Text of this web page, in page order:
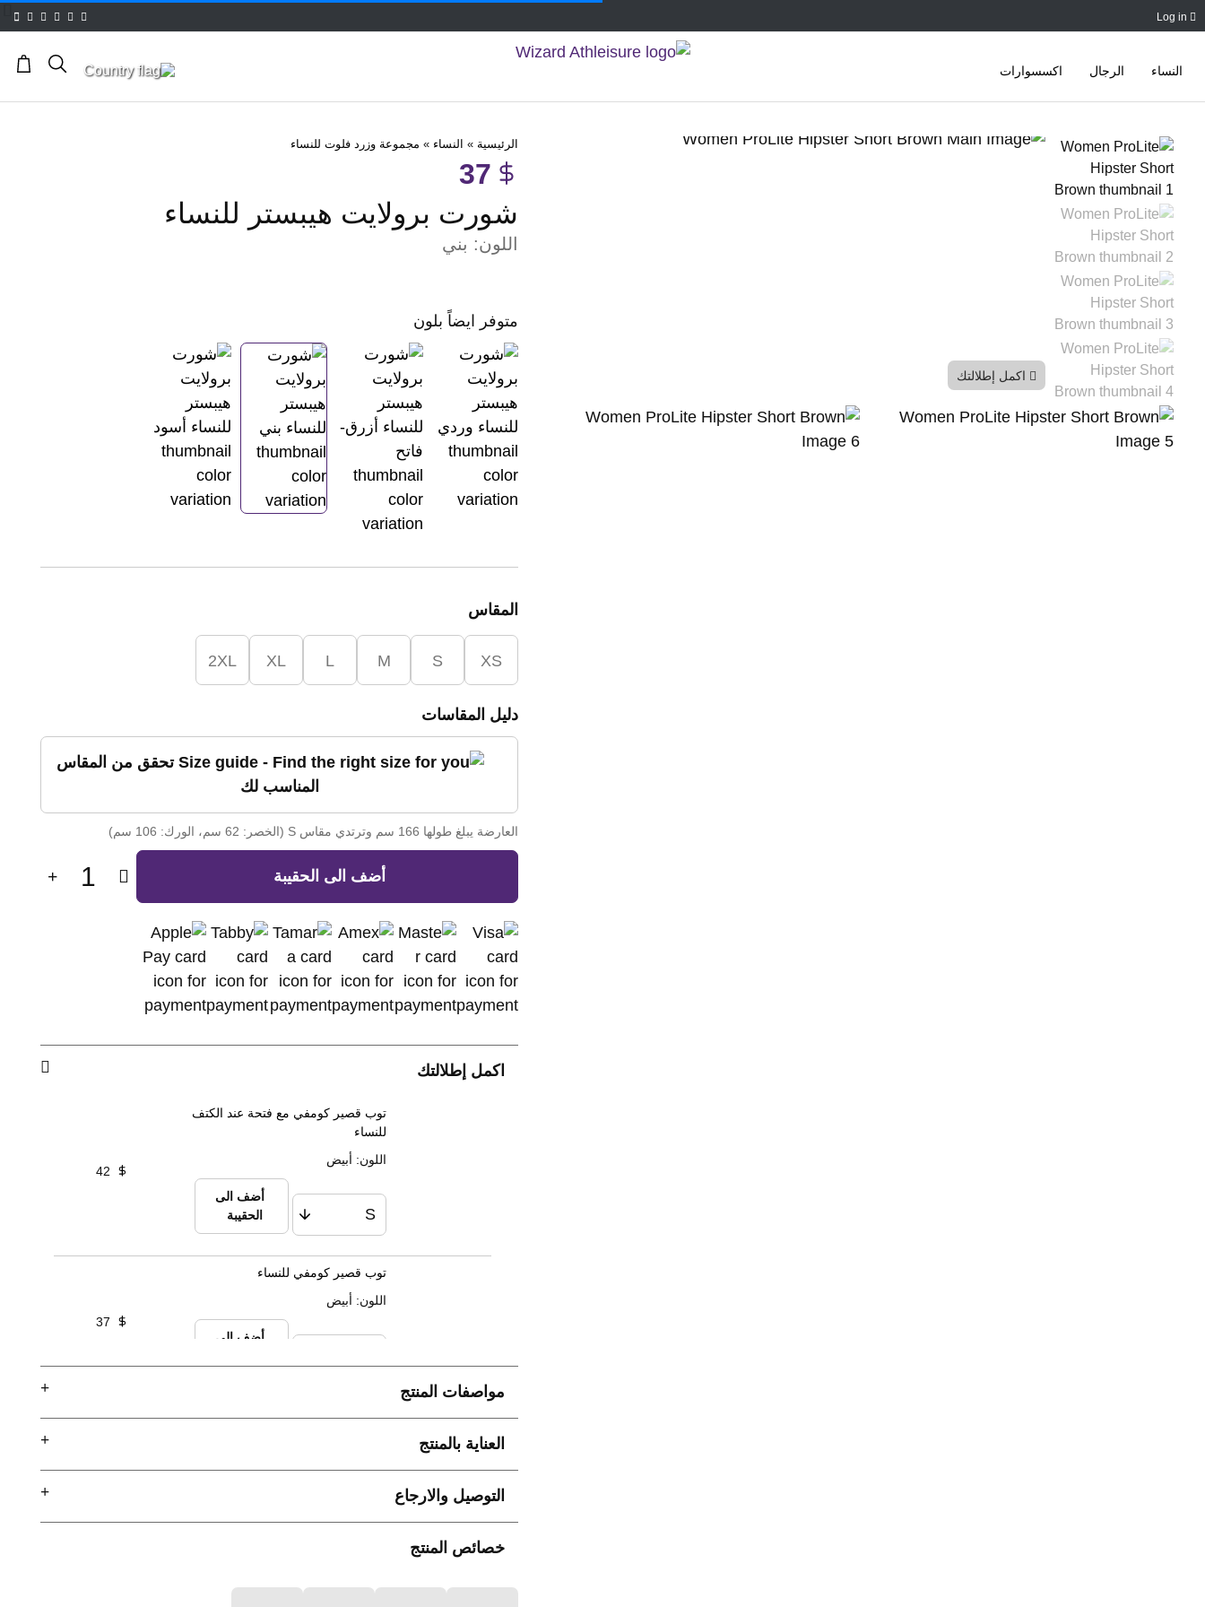
Log in
النساء الرجال اكسسوارات
content
اكمل إطلالتك
الرئيسية » النساء » مجموعة وزرد فلوت للنساء
37
شورت برولايت هيبستر للنساء
اللون: بني
متوفر ايضاً بلون
المقاس
XS
S
M
L
XL
2XL
دليل المقاسات
تحقق من المقاس
المناسب لك
العارضة يبلغ طولها 166 سم وترتدي مقاس S (الخصر: 62 سم، الورك: 106 سم)
أضف الى الحقيبة 1
اكمل إطلالتك
توب قصير كومفي مع فتحة عند الكتف
للنساء
اللون: أبيض
أضف الى
الحقيبة
42
توب قصير كومفي للنساء
اللون: أبيض
أضف الى
37
مواصفات المنتج
العناية بالمنتج
التوصيل والارجاع
خصائص المنتج